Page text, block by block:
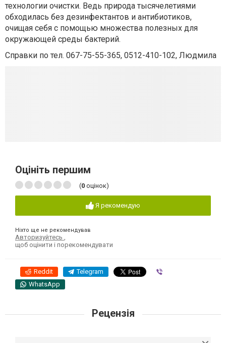
технологии очистки. Ведь природа тысячелетиями
обходилась без дезинфектантов и антибиотиков,
очищая себя с помощью множества полезных для
окружающей среды бактерий.
Справки по тел. 067-75-55-365, 0512-410-102, Людмила
Оцініть першим
(0 оцінок)
Я рекомендую
Ніхто ще не рекомендував
Авторизуйтесь ,
щоб оцінити і порекомендувати
Reddit Telegram
WhatsApp
Рецензія